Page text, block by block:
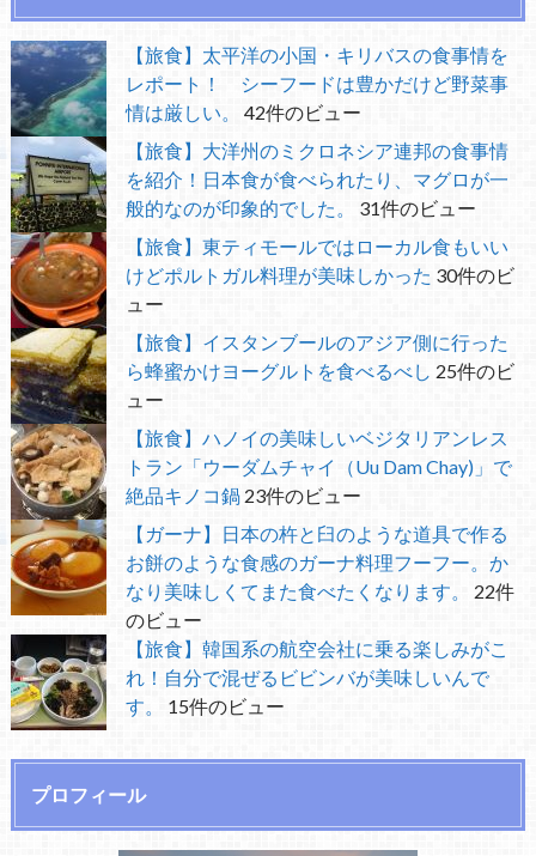
【旅食】太平洋の小国・キリバスの食事情を
レポート！ シーフードは豊かだけど野菜事
情は厳しい。
42件のビュー
【旅食】大洋州のミクロネシア連邦の食事情
を紹介！日本食が食べられたり、マグロが一
般的なのが印象的でした。
31件のビュー
【旅食】東ティモールではローカル食もいい
けどポルトガル料理が美味しかった 30件のビ
ュー
【旅食】イスタンブールのアジア側に行った
ら蜂蜜かけヨーグルトを食べるべし 25件のビ
ュー
【旅食】ハノイの美味しいベジタリアンレス
トラン「ウーダムチャイ（Uu Dam Chay)」で
絶品キノコ鍋 23件のビュー
【ガーナ】日本の杵と臼のような道具で作る
お餅のような食感のガーナ料理フーフー。か
なり美味しくてまた食べたくなります。
22件
のビュー
【旅食】韓国系の航空会社に乗る楽しみがこ
れ！自分で混ぜるビビンバが美味しいんで
す。
15件のビュー
プロフィール